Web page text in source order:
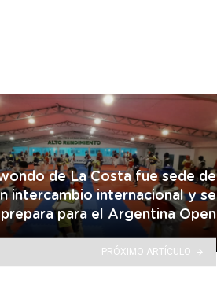
de La Costa fue sede de
intercambio internacional y se
prepara para el Argentina Open
PRÓXIMO ARTÍCULO